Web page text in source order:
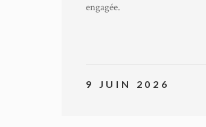
engagée.
9 JUIN 2026